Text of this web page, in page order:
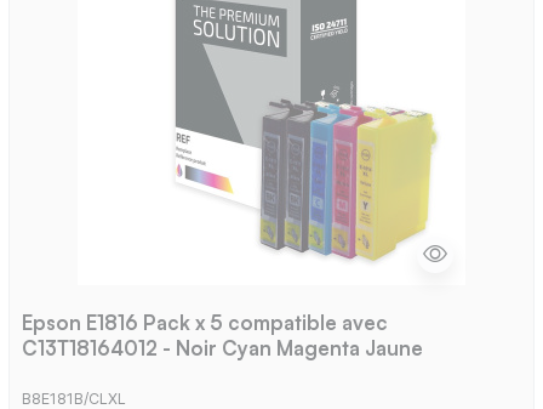
Epson E1816 Pack x 5 compatible avec
C13T18164012 - Noir Cyan Magenta Jaune
B8E181B/CLXL